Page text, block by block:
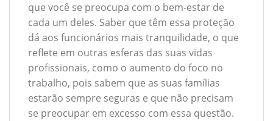
que você se preocupa com o bem-estar de
cada um deles. Saber que têm essa proteção
dá aos funcionários mais tranquilidade, o que
reflete em outras esferas das suas vidas
profissionais, como o aumento do foco no
trabalho, pois sabem que as suas famílias
estarão sempre seguras e que não precisam
se preocupar em excesso com essa questão.